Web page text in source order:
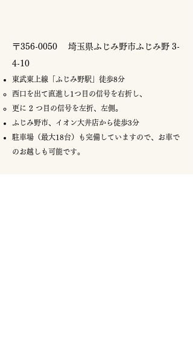
〒356-0050 埼玉県ふじみ野市ふじみ野 3-
4-10
東武東上線「ふじみ野駅」徒歩8分
西口を出て直進し1つ目の信号を右折し、
更に 2 つ目の信号を左折、左側。
ふじみ野市、イオン大井店から徒歩3分
駐車場（最大18台）も完備していますので、お車で
のお越しも可能です。